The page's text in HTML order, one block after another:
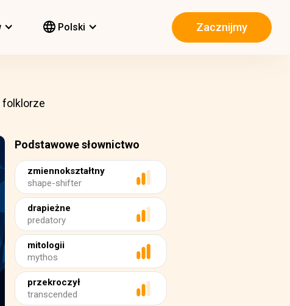
Polski Zacznijmy
folklorze
Podstawowe słownictwo
zmiennokształtny
shape-shifter
drapieżne
predatory
mitologii
mythos
przekroczył
transcended